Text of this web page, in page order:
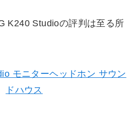
K240 Studioの評判は至る所